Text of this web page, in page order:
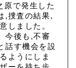
で発生した
,捜査の結果,
しました。
今後も,不審
話す機会を設
ようにしま